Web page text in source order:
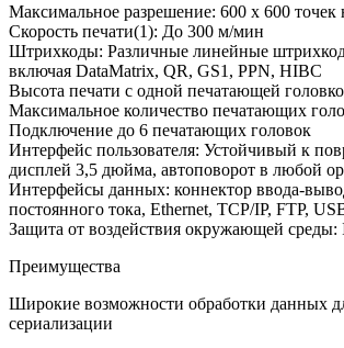
Максимальное разрешение: 600 x 600
Скорость печати(1): До 300 м/мин
Штрихкоды: Различные линейные
включая DataMatrix, QR, GS1, PPN, HIBC
Высота печати с одной печатающей
Максимальное количество печатающих
Подключение до 6 печатающих головок
Интерфейс пользователя: Устойчивый к
дисплей 3,5 дюйма, автоповорот в любой
Интерфейсы данных: коннектор ввода-
постоянного тока, Ethernet, TCP/IP, FTP,
Защита от воздействия окружающей среды:
Преимущества
Широкие возможности обработки данных
сериализации